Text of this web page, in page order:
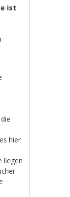
ist
hier
liegen